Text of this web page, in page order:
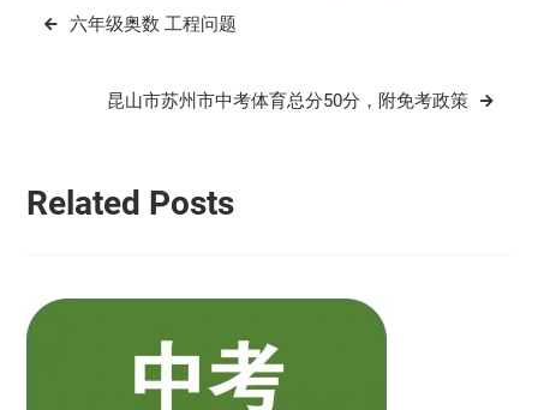
文
六年级奥数 工程问题
昆山市苏州市中考体育总分50分，附免考政策
Related Posts